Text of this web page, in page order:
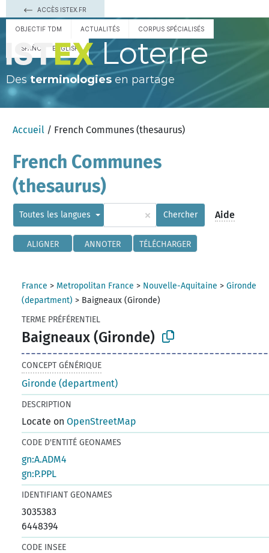
ACCÈS ISTEX.FR
OBJECTIF TDM ACTUALITÉS CORPUS SPÉCIALISÉS
ESPAÑOL ENGLISH Loterre
Des terminologies en partage
Accueil / French Communes (thesaurus)
French Communes
(thesaurus)
Toutes les langues × Chercher Aide
ALIGNER ANNOTER TÉLÉCHARGER
France > Metropolitan France > Nouvelle-Aquitaine >Gironde
(department) > Baigneaux (Gironde)
TERME PRÉFÉRENTIEL
Baigneaux (Gironde)
CONCEPT GÉNÉRIQUE
Gironde (department)
DESCRIPTION
Locate onOpenStreetMap
CODE D'ENTITÉ GEONAMES
gn:A.ADM4
gn:P.PPL
IDENTIFIANT GEONAMES
3035383
6448394
CODE INSEE